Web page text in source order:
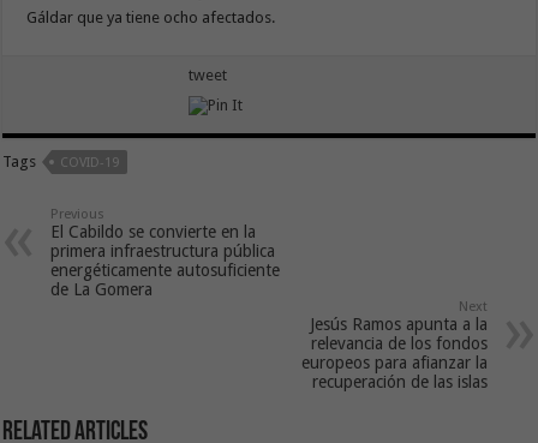
Gáldar que ya tiene ocho afectados.
tweet
Tags COVID-19
Previous
El Cabildo se convierte en la
primera infraestructura pública
energéticamente autosuficiente
de La Gomera
Next
Jesús Ramos apunta a la
relevancia de los fondos
europeos para afianzar la
recuperación de las islas
Related Articles